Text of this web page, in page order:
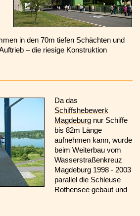
in den 70m tiefen Schächten und
– die riesige Konstruktion
Da das
Schiffshebewerk
Magdeburg nur Schiffe
bis 82m Länge
aufnehmen kann, wurde
beim Weiterbau vom
Wasserstraßenkreuz
Magdeburg 1998 - 2003
parallel die Schleuse
Rothensee gebaut und